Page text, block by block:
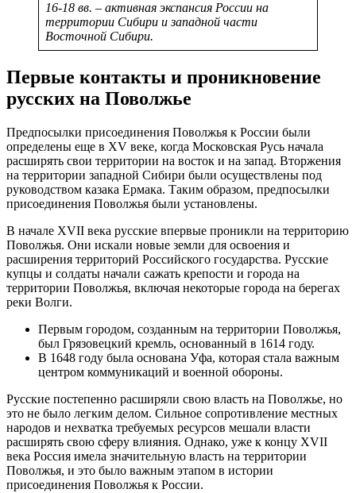
16-18 вв. – активная экспансия России на
территории Сибири и западной части
Восточной Сибири.
Первые контакты и проникновение
русских на Поволжье
Предпосылки присоединения Поволжья к России были
определены еще в XV веке, когда Московская Русь начала
расширять свои территории на восток и на запад. Вторжения
на территории западной Сибири были осуществлены под
руководством казака Ермака. Таким образом, предпосылки
присоединения Поволжья были установлены.
В начале XVII века русские впервые проникли на территорию
Поволжья. Они искали новые земли для освоения и
расширения территорий Российского государства. Русские
купцы и солдаты начали сажать крепости и города на
территории Поволжья, включая некоторые города на берегах
реки Волги.
Первым городом, созданным на территории Поволжья,
был Грязовецкий кремль, основанный в 1614 году.
В 1648 году была основана Уфа, которая стала важным
центром коммуникаций и военной обороны.
Русские постепенно расширяли свою власть на Поволжье, но
это не было легким делом. Сильное сопротивление местных
народов и нехватка требуемых ресурсов мешали власти
расширять свою сферу влияния. Однако, уже к концу XVII
века Россия имела значительную власть на территории
Поволжья, и это было важным этапом в истории
присоединения Поволжья к России.